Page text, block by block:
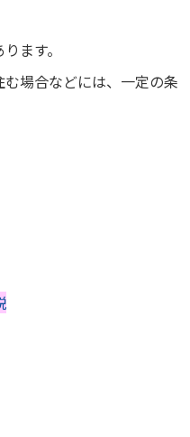
ます。
場合などには、一定の条